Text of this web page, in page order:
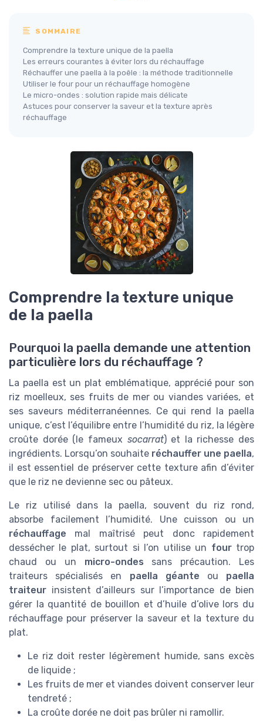
SOMMAIRE
Comprendre la texture unique de la paella
Les erreurs courantes à éviter lors du réchauffage
Réchauffer une paella à la poêle : la méthode traditionnelle
Utiliser le four pour un réchauffage homogène
Le micro-ondes : solution rapide mais délicate
Astuces pour conserver la saveur et la texture après
réchauffage
Comprendre la texture unique
de la paella
Pourquoi la paella demande une attention
particulière lors du réchauffage ?
La paella est un plat emblématique, apprécié pour son
riz moelleux, ses fruits de mer ou viandes variées, et
ses saveurs méditerranéennes. Ce qui rend la paella
unique, c’est l’équilibre entre l’humidité du riz, la légère
croûte dorée (le fameux socarrat) et la richesse des
ingrédients. Lorsqu’on souhaite réchauffer une paella,
il est essentiel de préserver cette texture afin d’éviter
que le riz ne devienne sec ou pâteux.
Le riz utilisé dans la paella, souvent du riz rond,
absorbe facilement l’humidité. Une cuisson ou un
réchauffage mal maîtrisé peut donc rapidement
dessécher le plat, surtout si l’on utilise un fourtrop
chaud ou un micro-ondes sans précaution. Les
traiteurs spécialisés en paella géante ou paella
traiteur insistent d’ailleurs sur l’importance de bien
gérer la quantité de bouillon et d’huile d’olive lors du
réchauffage pour préserver la saveur et la texture du
plat.
Le riz doit rester légèrement humide, sans excès
de liquide ;
Les fruits de mer et viandes doivent conserver leur
tendreté ;
La croûte dorée ne doit pas brûler ni ramollir.